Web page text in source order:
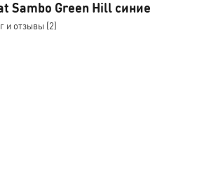
Sambo Green Hill синие
и отзывы (2)